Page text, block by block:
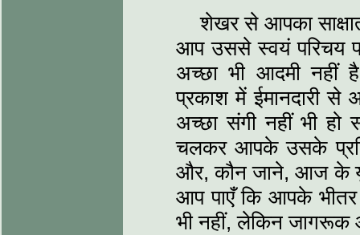
शेखर से आपका
आप उससे स्वयं परिचय
अच्छा भी आदमी
प्रकाश में ईमानदारी
अच्छा संगी नहीं भी
चलकर आपके उसके प्रति
और, कौन जाने, आज के
आप पाएँ कि आपके
भी नहीं, लेकिन जागरूक